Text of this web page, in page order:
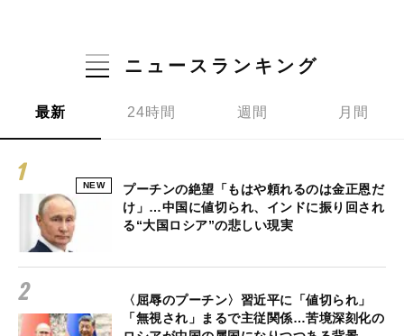
ニュースランキング
最新 24時間 週間 月間
NEW
プーチンの絶望「もはや頼れるのは金正恩だ
け」…中国に値切られ、インドに振り回され
る“大国ロシア”の悲しい現実
〈屈辱のプーチン〉習近平に「値切られ」
「無視され」まるで主従関係…苦境深刻化の